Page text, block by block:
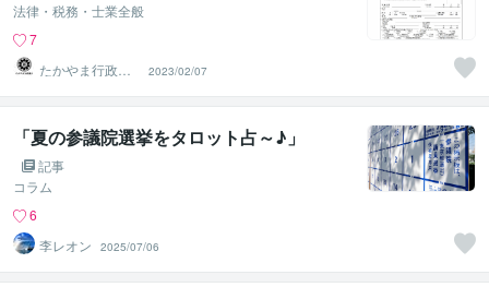
法律・税務・士業全般
7
たかやま行政書
士事務所
2023/02/07
「夏の参議院選挙をタロット占～♪」
記事
コラム
6
李レオン
2025/07/06